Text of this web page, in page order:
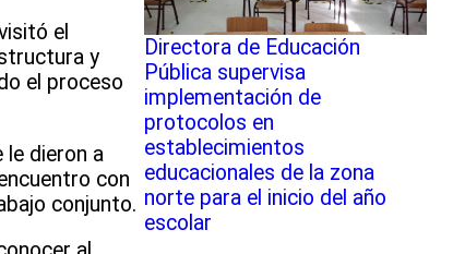
el
y
el proceso
le dieron a
con
conjunto.
Directora de Educación
Pública supervisa
implementación de
protocolos en
establecimientos
educacionales de la zona
norte para el inicio del año
escolar